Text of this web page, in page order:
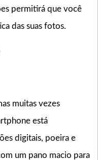
permitirá que você
das suas fotos.
muitas vezes
está
digitais, poeira e
um pano macio para